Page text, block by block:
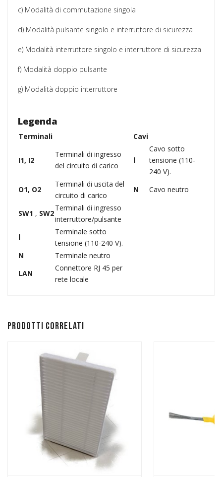
c) Modalità di commutazione singola
d) Modalità pulsante singolo e interruttore di sicurezza
e) Modalità interruttore singolo e interruttore di sicurezza
f) Modalità doppio pulsante
g) Modalità doppio interruttore
Legenda
Terminali Cavi
I1, I2
Terminali di ingresso
del circuito di carico
l
Cavo sotto
tensione (110-
240 V).
O1, O2
Terminali di uscita del
circuito di carico
N Cavo neutro
SW1 , SW2
Terminali di ingresso
interruttore/pulsante
l
Terminale sotto
tensione (110-240 V).
N
Terminale neutro
LAN
Connettore RJ 45 per
rete locale
Prodotti correlati